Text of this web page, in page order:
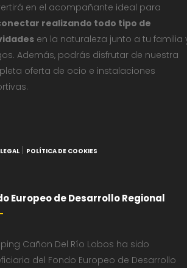
en el acompañante ideal para
realizando todo tipo de
en la naturaleza junto a tu familia
Además, podrás disfrutar de nuestra
oferta de ocio e instalaciones
POLÍTICA DE COOKIES
Europeo de Desarrollo Regional
Cañon Del Río Lobos ha sido
del Fondo Europeo de Desarrollo